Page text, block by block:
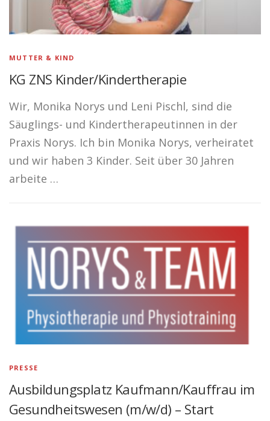
MUTTER & KIND
KG ZNS Kinder/Kindertherapie
Wir, Monika Norys und Leni Pischl, sind die
Säuglings- und Kindertherapeutinnen in der
Praxis Norys. Ich bin Monika Norys, verheiratet
und wir haben 3 Kinder. Seit über 30 Jahren
arbeite …
PRESSE
Ausbildungsplatz Kaufmann/Kauffrau im
Gesundheitswesen (m/w/d) – Start